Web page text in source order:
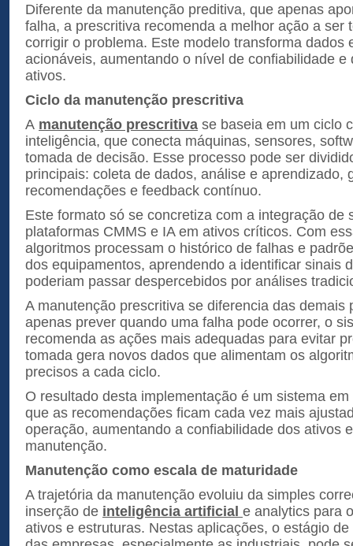
Diferente da manutenção preditiva, que apenas
falha, a prescritiva recomenda a melhor ação a ser
corrigir o problema. Este modelo transforma dados
acionáveis, aumentando o nível de confiabilidade e
ativos.
Ciclo da manutenção prescritiva
A manutenção prescritiva se baseia em um ciclo
inteligência, que conecta máquinas, sensores,
tomada de decisão. Esse processo pode ser
principais: coleta de dados, análise e aprendizado,
recomendações e feedback contínuo.
Este formato só se concretiza com a integração de
plataformas CMMS e IA em ativos críticos. Com
algoritmos processam o histórico de falhas e
dos equipamentos, aprendendo a identificar sinais
poderiam passar despercebidos por análises
A manutenção prescritiva se diferencia das demais
apenas prever quando uma falha pode ocorrer, o
recomenda as ações mais adequadas para evitar
tomada gera novos dados que alimentam os
precisos a cada ciclo.
O resultado desta implementação é um sistema
que as recomendações ficam cada vez mais
operação, aumentando a confiabilidade dos ativos
manutenção.
Manutenção como escala de maturidade
A trajetória da manutenção evoluiu da simples
inserção de inteligência artificial e analytics para
ativos e estruturas. Nestas aplicações, o estágio